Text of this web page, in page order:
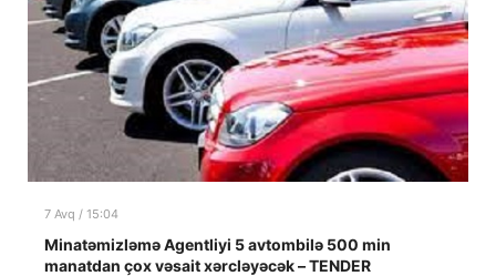
7 Avq / 15:04
Minatəmizləmə Agentliyi 5 avtombilə 500 min
manatdan çox vəsait xərcləyəcək – TENDER